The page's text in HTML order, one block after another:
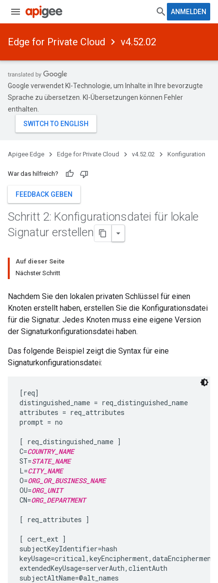
ANMELDEN
Edge for Private Cloud v4.52.02
Google verwendet KI-Technologie, um Inhalte in Ihre bevorzugte
Sprache zu übersetzen. KI-Übersetzungen können Fehler
enthalten.
Apigee Edge Edge for Private Cloud v4.52.02 Konfiguration
War das hilfreich?
FEEDBACK GEBEN
Schritt 2: Konfigurationsdatei für lokale
Signatur erstellen
Auf dieser Seite
Nächster Schritt
Nachdem Sie den lokalen privaten Schlüssel für einen
Knoten erstellt haben, erstellen Sie die Konfigurationsdatei
für die Signatur. Jedes Knoten muss eine eigene Version
der Signaturkonfigurationsdatei haben.
Das folgende Beispiel zeigt die Syntax für eine
Signaturkonfigurationsdatei:
[req]
distinguished_name = req_distinguished_name
attributes = req_attributes
prompt = no
[ req_distinguished_name ]
C=COUNTRY_NAME
ST=STATE_NAME
L=CITY_NAME
O=ORG_OR_BUSINESS_NAME
OU=ORG_UNIT
CN=ORG_DEPARTMENT
[ req_attributes ]
[ cert_ext ]
subjectKeyIdentifier=hash
keyUsage=critical,keyEncipherment,dataEncipherment
extendedKeyUsage=serverAuth,clientAuth
subjectAltName=@alt_names